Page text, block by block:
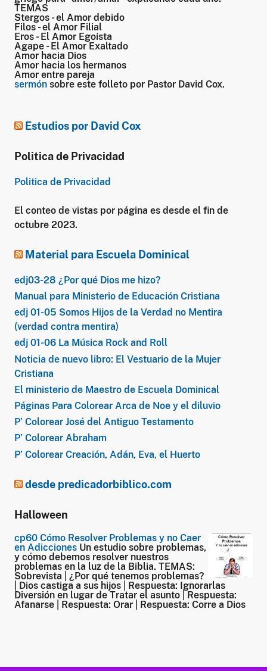
TEMAS
Stergos - el Amor debido
Filos - el Amor Filial
Eros - El Amor Egoísta
Agape - El Amor Exaltado
Amor hacia Dios
Amor hacia los hermanos
Amor entre pareja
sermón sobre este folleto por Pastor David Cox.
Estudios por David Cox
Politica de Privacidad
Politica de Privacidad
El conteo de vistas por página es desde el fin de
octubre 2023.
Material para Escuela Dominical
edj03-28 ¿Por qué Dios me hizo?
Manual para Ministerio de Educación Cristiana
edj 01-05 Somos Hijos de la Verdad no Mentira
(verdad contra mentira)
edj 01-06 La Música Rock and Roll
Noticia de nuevo libro: El Vestuario de la Mujer
Cristiana
El ministerio de Maestro de Escuela Dominical
Páginas Para Colorear Arca de Noe y el diluvio
P’ Colorear José del Antiguo Testamento
P’ Colorear Abraham
P’ Colorear Creación, Adán, Eva, el Huerto
desde predicadorbiblico.com
Halloween
cp60 Cómo Resolver Problemas y no Caer
en Adicciones Un estudio sobre problemas,
y cómo debemos resolver nuestros
problemas en la luz de la Biblia. TEMAS:
Sobrevista | ¿Por qué tenemos problemas?
| Dios castiga a sus hijos | Respuesta: Ignorarlas
Diversión en lugar de Tratar el asunto | Respuesta:
Afanarse | Respuesta: Orar | Respuesta: Corre a Dios